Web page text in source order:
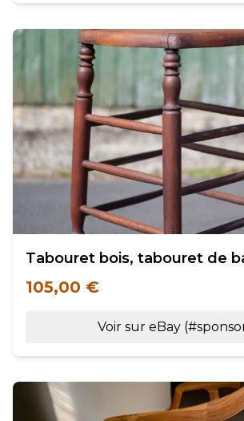
Tabouret bois, tabouret de
105,00 €
Voir sur eBay